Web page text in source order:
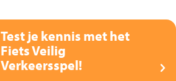
Test je kennis met het
Fiets Veilig
Verkeersspel!